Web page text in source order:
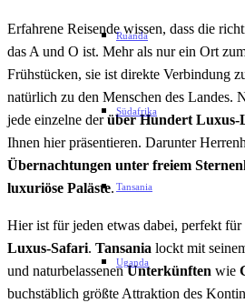
Ruanda
Südafrika
Tansania
Uganda
Erfahrene Reisende wissen, dass die
das A und O ist. Mehr als nur ein Ort
Frühstücken, sie ist direkte Verbindung
natürlich zu den Menschen des Landes.
jede einzelne derüber Hundert Luxus-
Ihnen hier präsentieren. Darunter
Übernachtungen unter freiem
luxuriöse Paläste.
Hier ist für jeden etwas dabei, perfekt für
Luxus-Safari. Tansania lockt mit
und naturbelassenenUnterkünften wie
buchstäblich größte Attraktion des